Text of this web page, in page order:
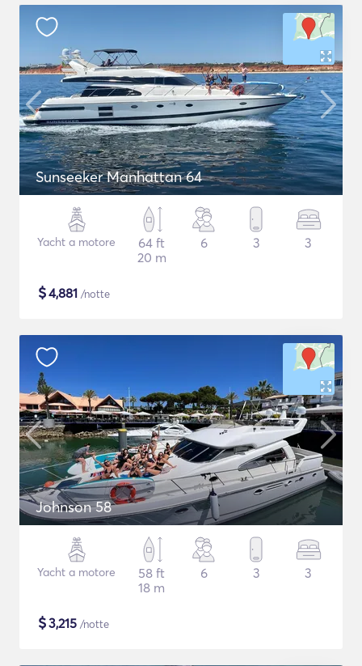
Sunseeker Manhattan 64
Yacht a motore
64 ft
20 m
6 3 3
$4,881 /notte
Johnson 58
Yacht a motore
58 ft
18 m
6 3 3
$3,215 /notte